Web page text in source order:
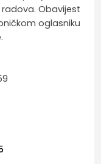
Obavijest
oglasniku